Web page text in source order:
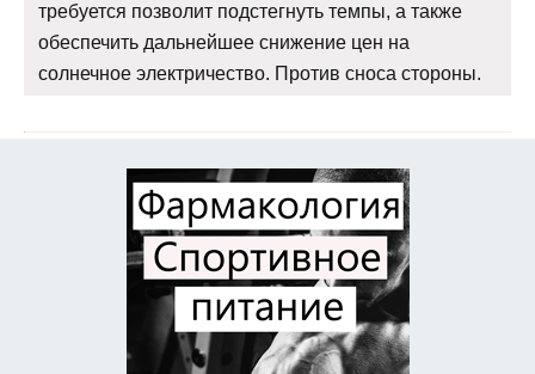
требуется позволит подстегнуть темпы, а также
обеспечить дальнейшее снижение цен на
солнечное электричество. Против сноса стороны.